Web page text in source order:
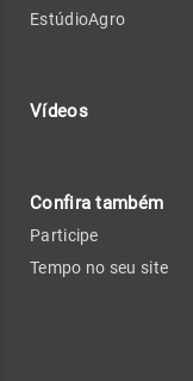
EstúdioAgro
Vídeos
Confira também
Participe
Tempo no seu site